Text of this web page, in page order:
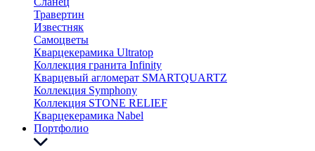
Травертин
Известняк
Самоцветы
Кварцекерамика Ultratop
Коллекция гранита Infinity
Кварцевый агломерат SMARTQUARTZ
Коллекция Symphony
Коллекция STONE RELIEF
Кварцекерамика Nabel
Портфолио